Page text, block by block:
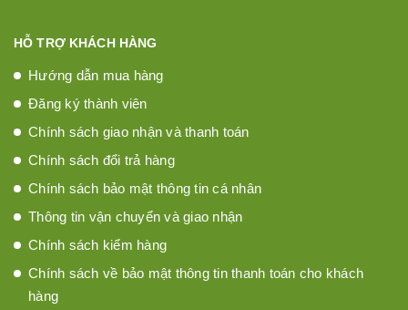
HỖ TRỢ KHÁCH HÀNG
Hướng dẫn mua hàng
Đăng ký thành viên
Chính sách giao nhận và thanh toán
Chính sách đổi trả hàng
Chính sách bảo mật thông tin cá nhân
Thông tin vận chuyển và giao nhận
Chính sách kiểm hàng
Chính sách về bảo mật thông tin thanh toán cho khách
hàng